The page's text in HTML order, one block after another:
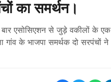
का समर्थन।
बार एसोसिएशन से जुड़े वकीलों के एक
गांव के भाजपा समर्थक दो सरपंचों ने